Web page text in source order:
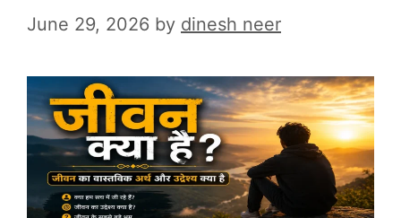
June 29, 2026 by dinesh neer